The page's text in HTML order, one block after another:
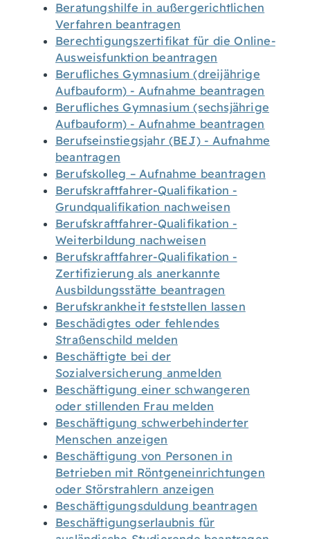
Beratungshilfe in außergerichtlichen
Verfahren beantragen
Berechtigungszertifikat für die Online-
Ausweisfunktion beantragen
Berufliches Gymnasium (dreijährige
Aufbauform) - Aufnahme beantragen
Berufliches Gymnasium (sechsjährige
Aufbauform) - Aufnahme beantragen
Berufseinstiegsjahr (BEJ) - Aufnahme
beantragen
Berufskolleg – Aufnahme beantragen
Berufskraftfahrer-Qualifikation -
Grundqualifikation nachweisen
Berufskraftfahrer-Qualifikation -
Weiterbildung nachweisen
Berufskraftfahrer-Qualifikation -
Zertifizierung als anerkannte
Ausbildungsstätte beantragen
Berufskrankheit feststellen lassen
Beschädigtes oder fehlendes
Straßenschild melden
Beschäftigte bei der
Sozialversicherung anmelden
Beschäftigung einer schwangeren
oder stillenden Frau melden
Beschäftigung schwerbehinderter
Menschen anzeigen
Beschäftigung von Personen in
Betrieben mit Röntgeneinrichtungen
oder Störstrahlern anzeigen
Beschäftigungsduldung beantragen
Beschäftigungserlaubnis für